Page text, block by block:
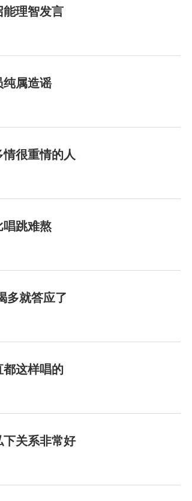
能理智发言
纯属造谣
很重情的人
唱跳难熬
多就答应了
这样唱的
关系非常好